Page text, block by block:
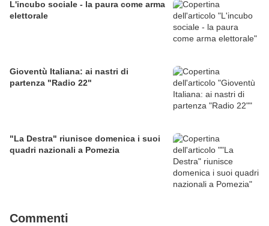
L'incubo sociale - la paura come arma
elettorale
Gioventù Italiana: ai nastri di
partenza "Radio 22"
"La Destra" riunisce domenica i suoi
quadri nazionali a Pomezia
Commenti